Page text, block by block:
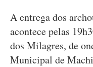
A entrega dos
acontece pelas
dos Milagres, de
Municipal de